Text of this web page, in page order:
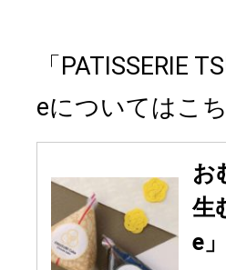
「PATISSERIE
eについてはこ
お
生
e」